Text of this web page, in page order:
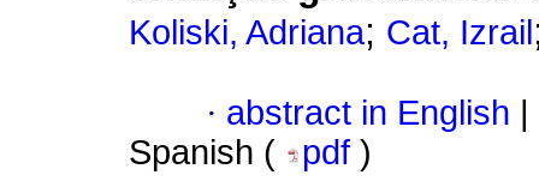
Koliski, Adriana; Cat, Izrail
· abstract in English
Spanish (
pdf )